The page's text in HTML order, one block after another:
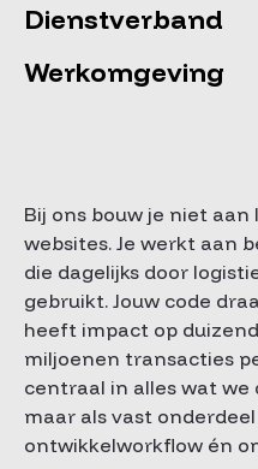
Dienstverband
Werkomgeving
Bij ons bouw je niet
websites. Je werkt aan
die dagelijks door
gebruikt. Jouw code
heeft impact op
miljoenen transacties
centraal in alles wat we
maar als vast
ontwikkelworkflow én